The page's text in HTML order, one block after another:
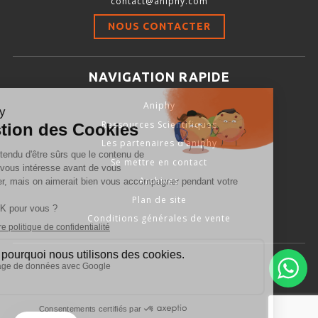
Stimulation-évaluation Thermique
ACTIVITÉ LOCOMOTRICE ET EXPLORATOIRE
COORDINATION ET SENSORI-MOTEUR
RYTHMES CIRCADIENS
DÉVELOPPEMENTS À FAÇON
PORTIQUES & STATIONS D’ANÉSTHÉSIE
ASPIRATEURS ET CARTOUCHES CHARBON ACTIF
ÉVAPORATEURS
NOUS CONTACTER
NAVIGATION RAPIDE
Aniphy
Ressources Scientifiques
Les partenaires d’aniphy
Se mettre en contact
Archives
Plan de site
Conditions générales de vente